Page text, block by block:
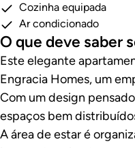
Cozinha equipada
Ar condicionado
O que deve saber
Este elegante
Engracia Homes, um
Com um design
espaços bem
A área de estar é